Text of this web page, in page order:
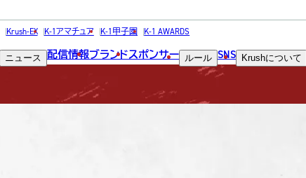
Krush-EX K-1アマチュア K-1甲子園 K-1 AWARDS
ニュース 配信情報ブランドスポンサー ルール SNS Krushについて
FIGHTER